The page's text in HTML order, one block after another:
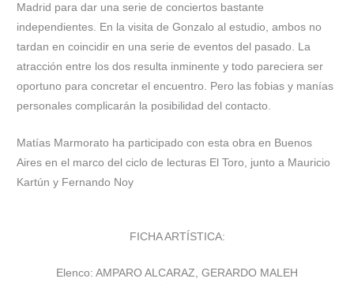
Madrid para dar una serie de conciertos bastante
independientes. En la visita de Gonzalo al estudio, ambos no
tardan en coincidir en una serie de eventos del pasado. La
atracción entre los dos resulta inminente y todo pareciera ser
oportuno para concretar el encuentro. Pero las fobias y manías
personales complicarán la posibilidad del contacto.
Matías Marmorato ha participado con esta obra en Buenos
Aires en el marco del ciclo de lecturas El Toro, junto a Mauricio
Kartún y Fernando Noy
FICHA ARTÍSTICA:
Elenco: AMPARO ALCARAZ, GERARDO MALEH